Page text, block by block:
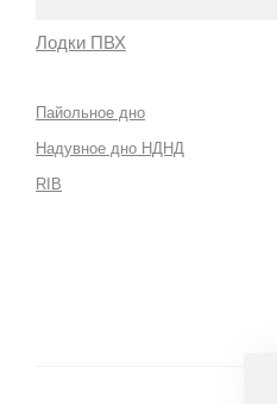
Лодки ПВХ
Пайольное дно
Надувное дно НДНД
RIB